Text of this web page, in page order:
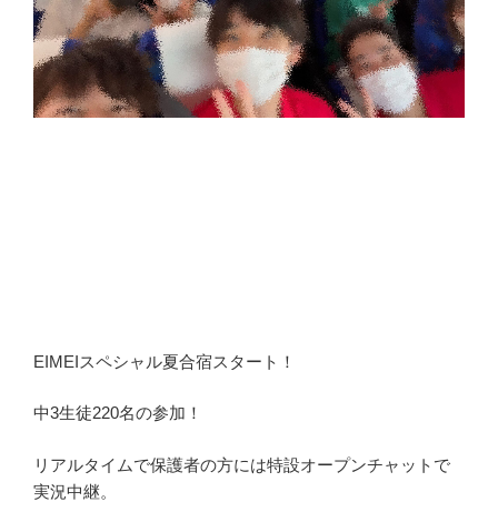
EIMEIスペシャル夏合宿スタート！
中3生徒220名の参加！
リアルタイムで保護者の方には特設オープンチャットで
実況中継。